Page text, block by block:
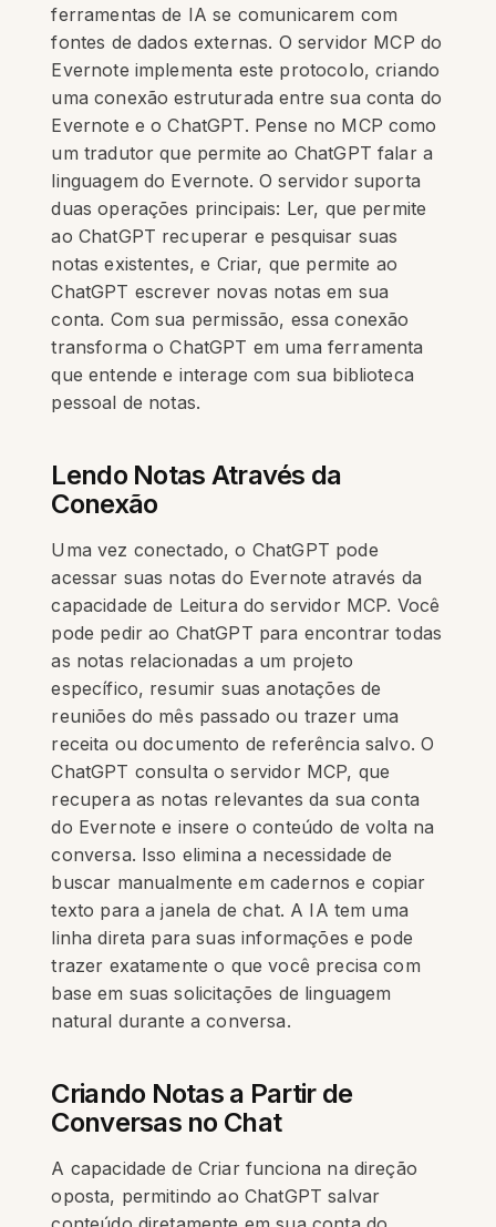
ferramentas de IA se comunicarem com
fontes de dados externas. O servidor MCP do
Evernote implementa este protocolo, criando
uma conexão estruturada entre sua conta do
Evernote e o ChatGPT. Pense no MCP como
um tradutor que permite ao ChatGPT falar a
linguagem do Evernote. O servidor suporta
duas operações principais: Ler, que permite
ao ChatGPT recuperar e pesquisar suas
notas existentes, e Criar, que permite ao
ChatGPT escrever novas notas em sua
conta. Com sua permissão, essa conexão
transforma o ChatGPT em uma ferramenta
que entende e interage com sua biblioteca
pessoal de notas.
Lendo Notas Através da
Conexão
Uma vez conectado, o ChatGPT pode
acessar suas notas do Evernote através da
capacidade de Leitura do servidor MCP. Você
pode pedir ao ChatGPT para encontrar todas
as notas relacionadas a um projeto
específico, resumir suas anotações de
reuniões do mês passado ou trazer uma
receita ou documento de referência salvo. O
ChatGPT consulta o servidor MCP, que
recupera as notas relevantes da sua conta
do Evernote e insere o conteúdo de volta na
conversa. Isso elimina a necessidade de
buscar manualmente em cadernos e copiar
texto para a janela de chat. A IA tem uma
linha direta para suas informações e pode
trazer exatamente o que você precisa com
base em suas solicitações de linguagem
natural durante a conversa.
Criando Notas a Partir de
Conversas no Chat
A capacidade de Criar funciona na direção
oposta, permitindo ao ChatGPT salvar